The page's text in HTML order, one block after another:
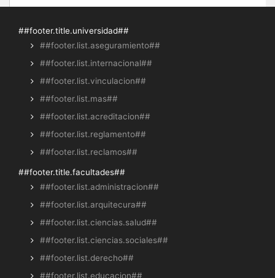
##footer.title.universidad##
##footer.list.aseguramiento##
##footer.list.internacional##
##footer.list.vinculacion##
##footer.list.mas##
##footer.list.acreditacion##
##footer.list.reglamento##
##footer.list.reclamos##
##footer.title.facultades##
##footer.list.administracion##
##footer.list.arquitecura##
##footer.list.ciencias.salud##
##footer.list.ciencias.sociales##
##footer.list.derecho##
##footer.list.educacion##